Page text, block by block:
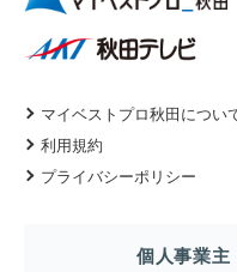
マイベストプロ秋田につい
利用規約
プライバシーポリシー
個人事業主